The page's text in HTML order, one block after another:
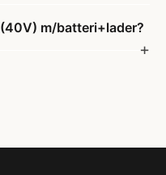
m/batteri+lader?